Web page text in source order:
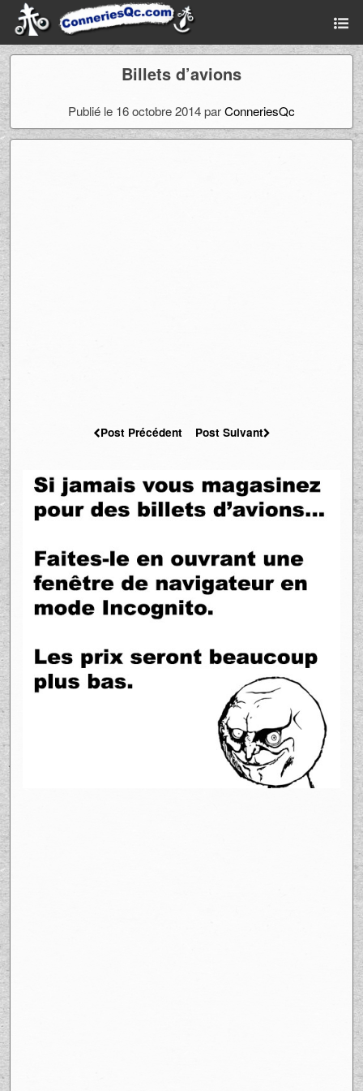
Billets d’avions
Publié le 16 octobre 2014 parConneriesQc
Post Précédent Post Suivant